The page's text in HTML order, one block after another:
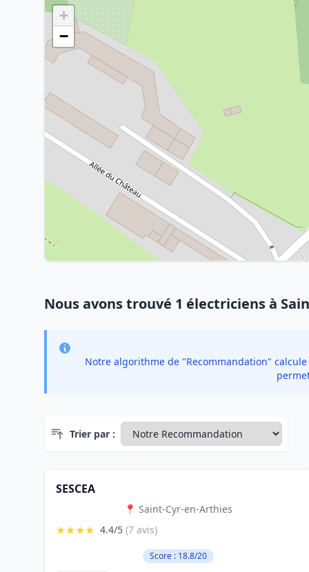
+
−
Nous avons trouvé 1 électriciens à
Notre algorithme de "Recommandation"
Trier par :
SESCEA
📍 Saint-Cyr-en-Arthies
★★★★ 4.4/5 (7 avis)
Score : 18.8/20